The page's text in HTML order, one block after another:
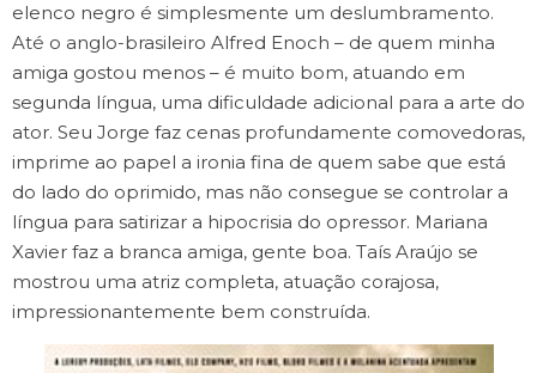
elenco negro é simplesmente um deslumbramento.
Até o anglo-brasileiro Alfred Enoch – de quem minha
amiga gostou menos – é muito bom, atuando em
segunda língua, uma dificuldade adicional para a arte do
ator. Seu Jorge faz cenas profundamente comovedoras,
imprime ao papel a ironia fina de quem sabe que está
do lado do oprimido, mas não consegue se controlar a
língua para satirizar a hipocrisia do opressor. Mariana
Xavier faz a branca amiga, gente boa. Taís Araújo se
mostrou uma atriz completa, atuação corajosa,
impressionantemente bem construída.